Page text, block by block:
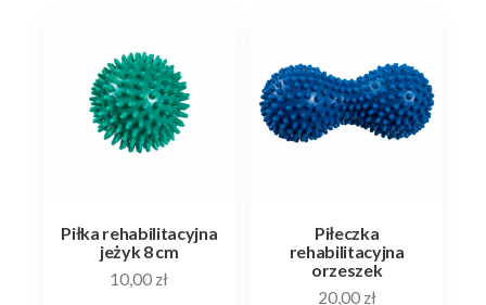
Piłka rehabilitacyjna
jeżyk 8 cm
10,00 zł
Piłeczka
rehabilitacyjna
orzeszek
20,00 zł